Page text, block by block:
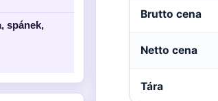
Brutto cena
Netto cena
Tára
spánek,